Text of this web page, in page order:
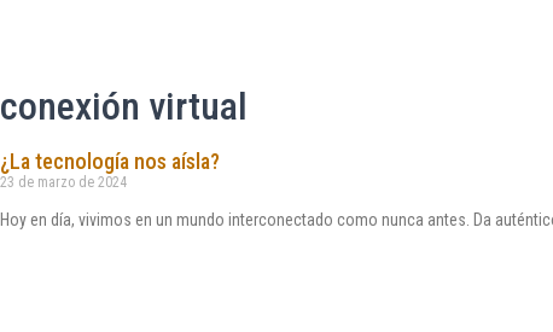
conexión virtual
¿La tecnología nos aísla?
23 de marzo de 2024
Hoy en día, vivimos en un mundo interconectado como nunca antes. Da